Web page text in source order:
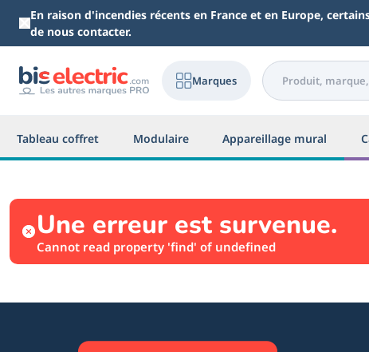
Aller au contenu principal
En raison d'incendies récents en France et en Europe,
de nous contacter.
Marques
Tableau coffret Modulaire Appareillage mural
Une erreur est survenue.
Cannot read property 'find' of undefined